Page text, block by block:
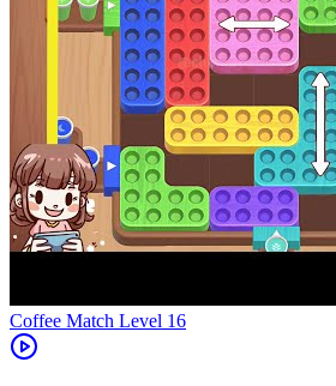
Level 16